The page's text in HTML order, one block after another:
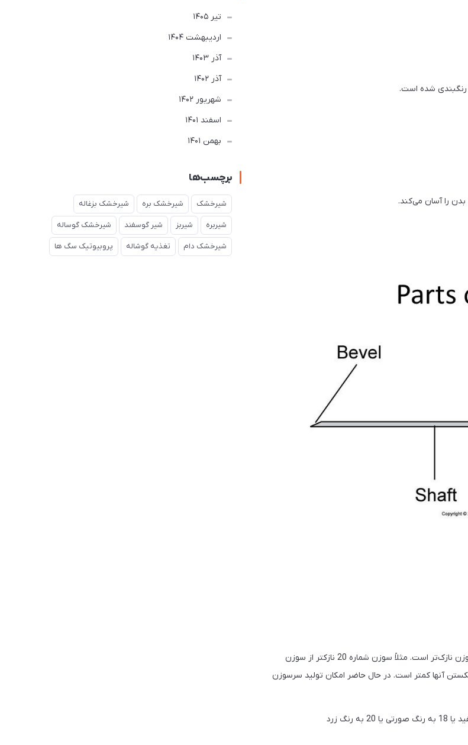
شده است.
را آسان می‌کند.
قطر سرسوزن با واحدی به نام گیج اندازه‌گیری می‌شود. هرچه گیج بالاتر باشد قطر سوزن نازک‌تر است. مثلاً سوزن شماره 20 نازکتر از سوزن
شکستن آنها کمتر است. در حال حاضر امکان تولید سرسوزن
تير 1405
ارديبهشت 1404
آذر 1403
آذر 1402
شهریور 1402
اسفند 1401
بهمن 1401
برچسب‌ها
شیرخشک شیرخشک بره شیرخشک بزغاله
شیربره شیربز شیر گوسفند شیرخشک گوساله
شیرخشک دام تغذیه گوشاله پروبیوتیک سگ ها